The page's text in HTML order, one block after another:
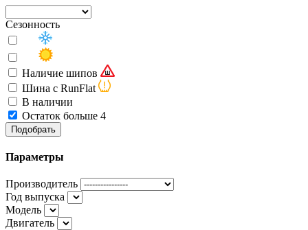
Сезонность
Наличие шипов
Шина с RunFlat
В наличии
Остаток больше 4
Подобрать
Параметры
Производитель
Год выпуска
Модель
Двигатель